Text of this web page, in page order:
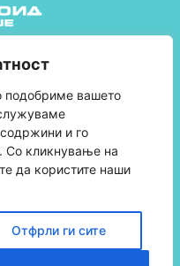
подобриме вашето
и го
Со кликнување на
да користите наши
Отфрли ги сите
користење
програмата за
собирање поени
нè